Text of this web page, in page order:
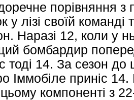
порівняння з
у лізі своїй
Наразі 12, коли у
бомбардир
тоді 14. За сезон
Іммобіле приніс 14.
компоненті з